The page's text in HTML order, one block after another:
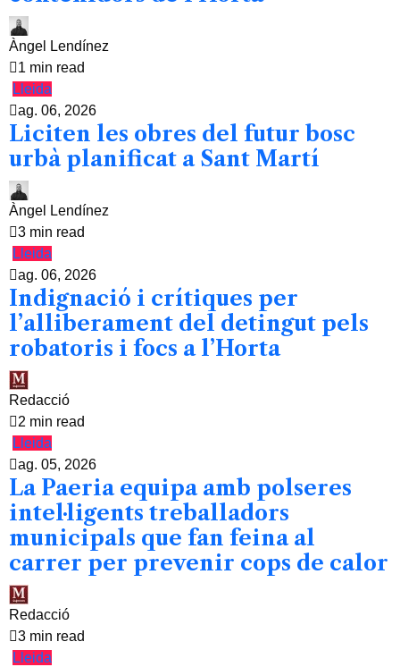
Àngel Lendínez
1 min read
Lleida
ag. 06, 2026
Liciten les obres del futur bosc
urbà planificat a Sant Martí
Àngel Lendínez
3 min read
Lleida
ag. 06, 2026
Indignació i crítiques per
l’alliberament del detingut pels
robatoris i focs a l’Horta
Redacció
2 min read
Lleida
ag. 05, 2026
La Paeria equipa amb polseres
intel·ligents treballadors
municipals que fan feina al
carrer per prevenir cops de calor
Redacció
3 min read
Lleida